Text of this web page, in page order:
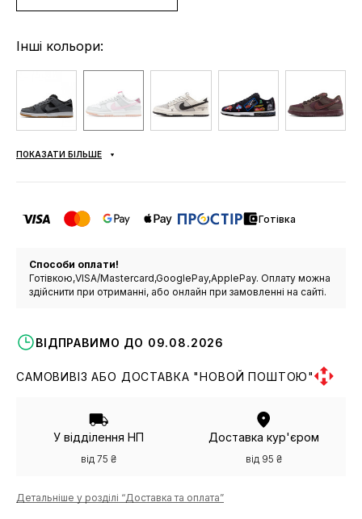
Інші кольори:
ПОКАЗАТИ БІЛЬШЕ
Готівка
Способи оплати!
Готівкою,VISA/Mastercard,GooglePay,ApplePay. Оплату можна
здійснити при отриманні, або онлайн при замовленні на сайті.
ВІДПРАВИМО ДО 09.08.2026
САМОВИВІЗ АБО ДОСТАВКА "НОВОЙ ПОШТОЮ"
У відділення НП
від 75 ₴
Доставка кур'єром
від 95 ₴
Детальніше у розділі “Доставка та оплата”